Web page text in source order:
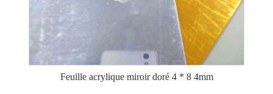
Feuille acrylique miroir doré 4 * 8 4mm